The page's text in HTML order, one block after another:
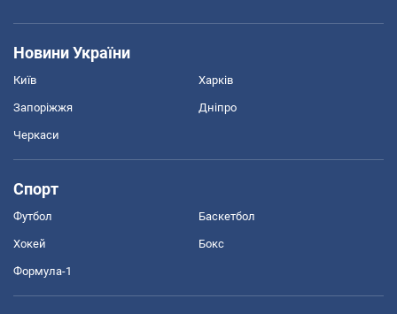
Новини України
Київ Харків
Запоріжжя Дніпро
Черкаси
Спорт
Футбол Баскетбол
Хокей Бокс
Формула-1